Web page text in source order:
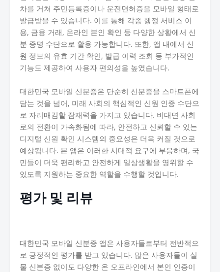
차를 거쳐 주민등록증이나 운전면허증을 모바일 형태로
발급받을 수 있습니다. 이를 통해 각종 행정 서비스 이
용, 금융 거래, 온라인 본인 확인 등 다양한 상황에서 신
분 증명 수단으로 활용 가능합니다. 또한, 앱 내에서 신
원 정보의 유효 기간 확인, 발급 이력 조회 등 부가적인
기능도 제공하여 사용자 편의성을 높였습니다.
대한민국 모바일 신분증은 단순히 신분증을 스마트폰에
담는 것을 넘어, 미래 사회의 핵심적인 신원 인증 수단으
로 자리매김할 잠재력을 가지고 있습니다. 비대면 사회
로의 전환이 가속화됨에 따라, 안전하고 신뢰할 수 있는
디지털 신원 확인 시스템의 중요성은 더욱 커질 것으로
예상됩니다. 본 앱은 이러한 시대적 요구에 부응하며, 국
민들이 더욱 편리하고 안전하게 일상생활을 영위할 수
있도록 지원하는 중요한 역할을 수행할 것입니다.
평가 및 리뷰
대한민국 모바일 신분증 앱은 사용자들로부터 전반적으
로 긍정적인 평가를 받고 있습니다. 많은 사용자들이 실
물 신분증 없이도 다양한 온 오프라인에서 본인 인증이